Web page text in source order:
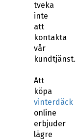
att
kontakta
vår
kundtjänst.
Att
vinterdäck
online
erbjuder
lägre
priser,